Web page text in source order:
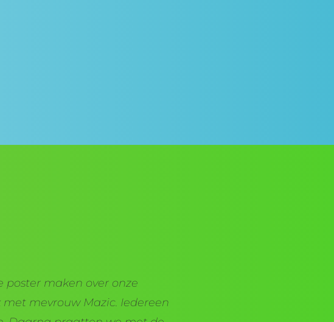
poster maken over onze
mevrouw Mazic. Iedereen